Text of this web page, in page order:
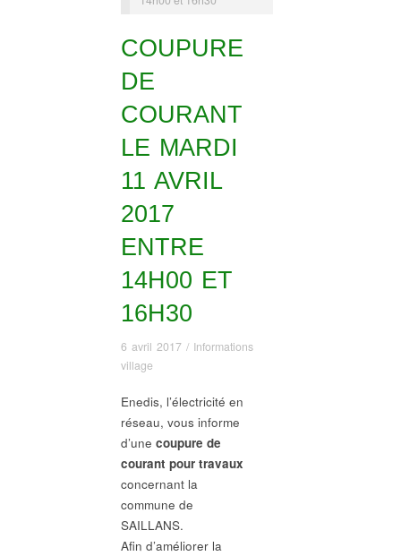
COUPURE
DE
COURANT
LE MARDI
11 AVRIL
2017
ENTRE
14H00 ET
16H30
6 avril 2017/ Informations
village
Enedis, l’électricité en
réseau, vous informe
d’une coupure de
courant pour travaux
concernant la
commune de
SAILLANS.
Afin d’améliorer la